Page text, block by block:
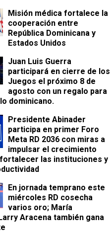
Misión médica fortalece la
cooperación entre
República Dominicana y
Estados Unidos
Juan Luis Guerra
participará en cierre de los
Juegos el próximo 8 de
agosto con un regalo para
dominicano.
Presidente Abinader
participa en primer Foro
Meta RD 2036 con miras a
impulsar el crecimiento
las instituciones y
En jornada temprano este
miércoles RD cosecha
varios oro; María
Aracena también gana